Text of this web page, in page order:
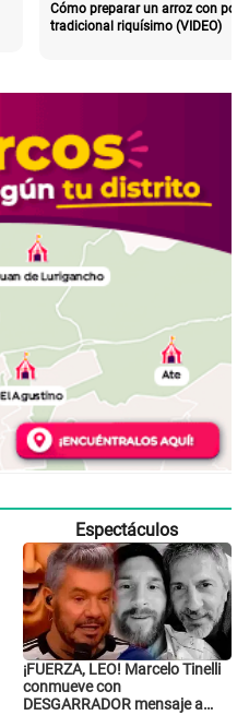
Cómo preparar un arroz con pollo
tradicional riquísimo (VIDEO)
Espectáculos
¡FUERZA, LEO! Marcelo Tinelli
conmueve con
DESGARRADOR mensaje a